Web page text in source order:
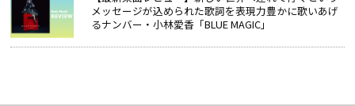
メッセージが込められた歌詞を表現力豊かに歌いあげ
るナンバー・小林愛香「BLUE MAGIC」